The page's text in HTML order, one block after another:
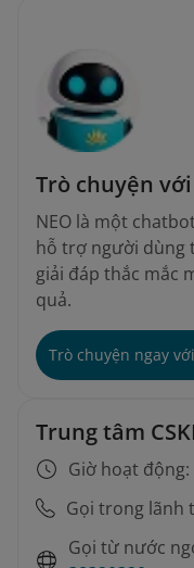
Trò chuyện với
NEO là một
hỗ trợ người dùng
giải đáp thắc mắc
quả.
Trò chuyện ngay
Trung tâm
Giờ hoạt động:
Gọi trong lãnh
Gọi từ nước